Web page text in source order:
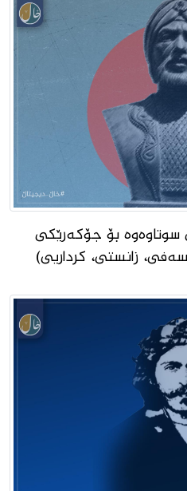
سوتاوەوە بۆ جۆکەرێکی
زانستی، کرداریی)